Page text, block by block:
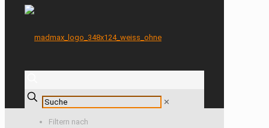
✕
Filtern nach